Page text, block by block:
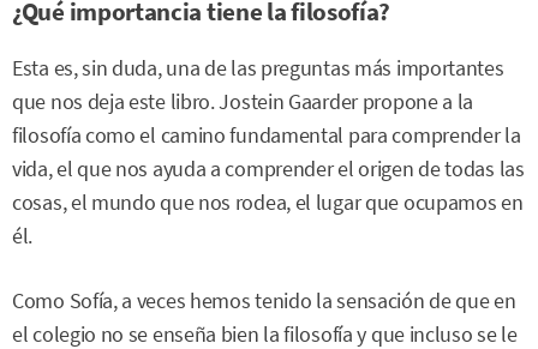
¿Qué importancia tiene la filosofía?
Esta es, sin duda, una de las preguntas más importantes
que nos deja este libro. Jostein Gaarder propone a la
filosofía como el camino fundamental para comprender la
vida, el que nos ayuda a comprender el origen de todas las
cosas, el mundo que nos rodea, el lugar que ocupamos en
él.
Como Sofía, a veces hemos tenido la sensación de que en
el colegio no se enseña bien la filosofía y que incluso se le